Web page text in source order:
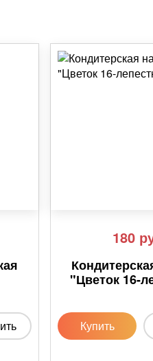
180
"Цветок 16-
Купить